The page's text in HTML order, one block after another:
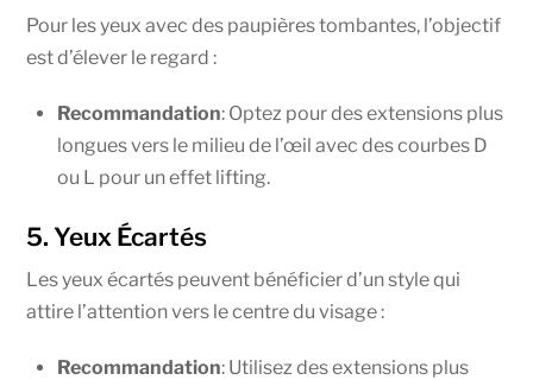
Pour les yeux avec des paupières tombantes, l’objectif
est d’élever le regard :
Recommandation: Optez pour des extensions plus
longues vers le milieu de l’œil avec des courbes D
ou L pour un effet lifting.
5. Yeux Écartés
Les yeux écartés peuvent bénéficier d’un style qui
attire l’attention vers le centre du visage :
Recommandation: Utilisez des extensions plus